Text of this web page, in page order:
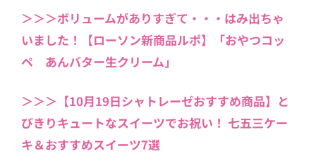
＞＞＞ボリュームがありすぎて・・・はみ出ちゃ
いました！【ローソン新商品ルポ】「おやつコッ
ペ あんバター生クリーム」
＞＞＞【10月19日シャトレーゼおすすめ商品】と
びきりキュートなスイーツでお祝い！ 七五三ケー
キ＆おすすめスイーツ7選